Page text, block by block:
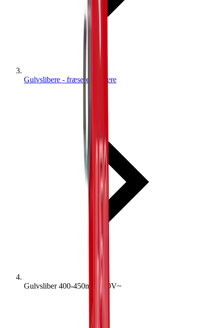
Gulvslibere - fræsere - slibere
Gulvsliber 400-450mm 230V~